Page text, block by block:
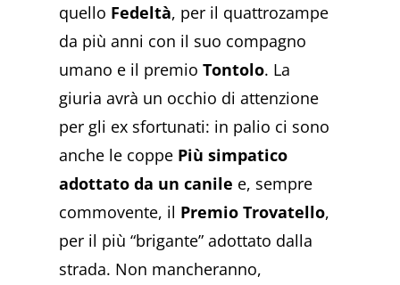
quello Fedeltà, per il quattrozampe
da più anni con il suo compagno
umano e il premioTontolo. La
giuria avrà un occhio di attenzione
per gli ex sfortunati: in palio ci sono
anche le coppe Più simpatico
adottato da un canile e, sempre
commovente, il Premio Trovatello,
per il più “brigante” adottato dalla
strada. Non mancheranno,